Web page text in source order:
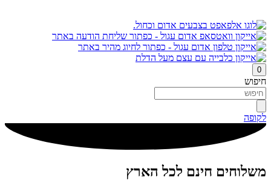
0
חיפוש
לקופה
משלוחים חינם לכל הארץ